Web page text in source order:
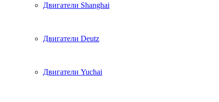
Двигатели Shanghai
Двигатели Deutz
Двигатели Yuchai